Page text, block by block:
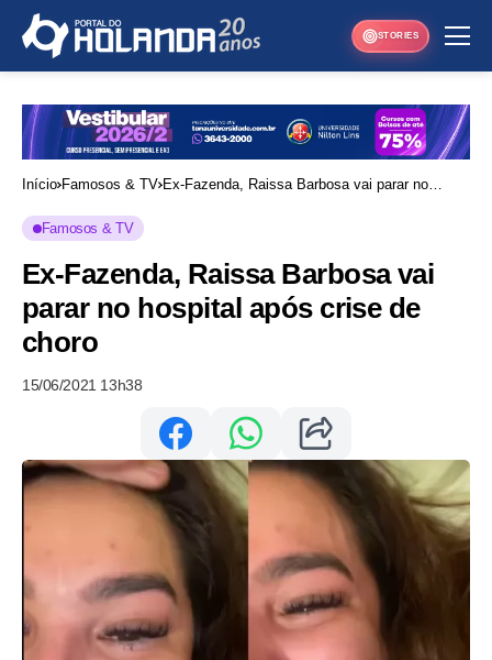
STORIES
Início Famosos & TV Ex-Fazenda, Raissa Barbosa vai parar no
Famosos & TV
Ex-Fazenda, Raissa Barbosa vai
parar no hospital após crise de
choro
15/06/2021 13h38